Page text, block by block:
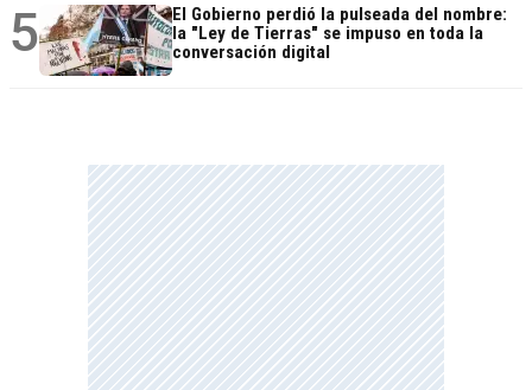
5
El Gobierno perdió la pulseada del nombre:
la "Ley de Tierras" se impuso en toda la
conversación digital